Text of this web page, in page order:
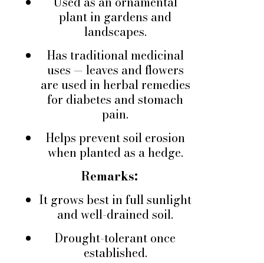
plant in gardens and
landscapes.
Has traditional medicinal
uses — leaves and flowers
are used in herbal remedies
for diabetes and stomach
pain.
Helps prevent soil erosion
when planted as a hedge.
Remarks:
It grows best in full sunlight
and well-drained soil.
Drought-tolerant once
established.